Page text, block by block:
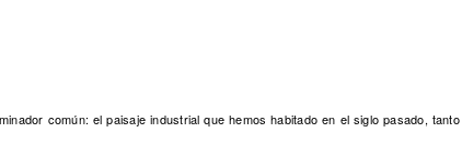
común: el paisaje industrial que hemos habitado en el siglo pasado,